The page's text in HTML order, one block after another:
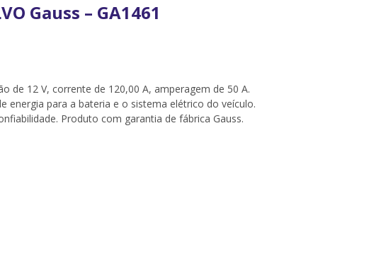
Gauss – GA1461
de 12 V, corrente de 120,00 A, amperagem de 50 A.
energia para a bateria e o sistema elétrico do veículo.
Produto com garantia de fábrica Gauss.